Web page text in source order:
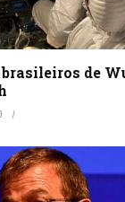
de